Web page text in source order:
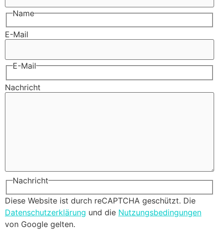
Name
E-Mail
E-Mail
Nachricht
Nachricht
Diese Website ist durch reCAPTCHA geschützt. Die
Datenschutzerklärung und die Nutzungsbedingungen
von Google gelten.